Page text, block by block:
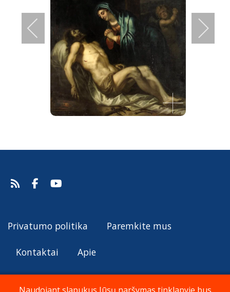
Šaltinis:Web Gallery of Art
Privatumo politika Paremkite mus
Kontaktai Apie